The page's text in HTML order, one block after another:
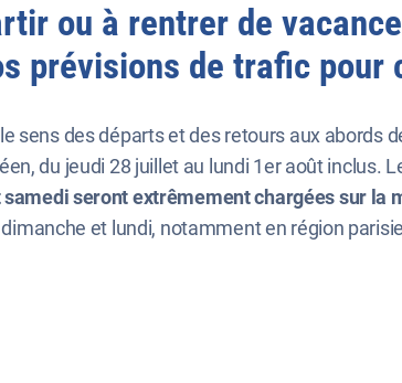
ou à rentrer de
prévisions de trafic pour
sens des départs et des retours aux abords
du jeudi 28 juillet au lundi 1er août inclus.
seront extrêmement chargées sur la
et lundi, notamment en région